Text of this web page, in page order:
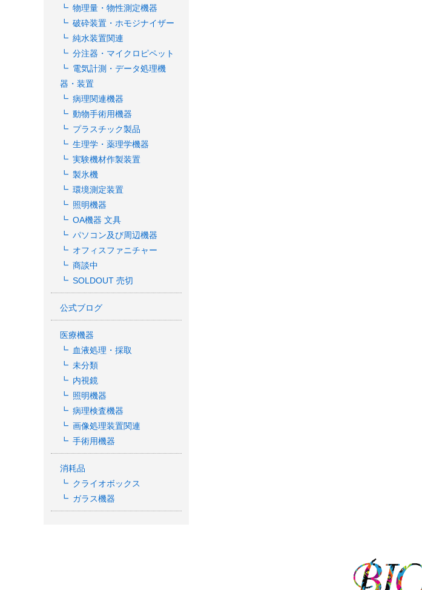
物理量・物性測定機器
破砕装置・ホモジナイザー
純水装置関連
分注器・マイクロピペット
電気計測・データ処理機
器・装置
病理関連機器
動物手術用機器
プラスチック製品
生理学・薬理学機器
実験機材作製装置
製氷機
環境測定装置
照明機器
OA機器 文具
パソコン及び周辺機器
オフィスファニチャー
商談中
SOLDOUT 売切
公式ブログ
医療機器
血液処理・採取
未分類
内視鏡
照明機器
病理検査機器
画像処理装置関連
手術用機器
消耗品
クライオボックス
ガラス機器